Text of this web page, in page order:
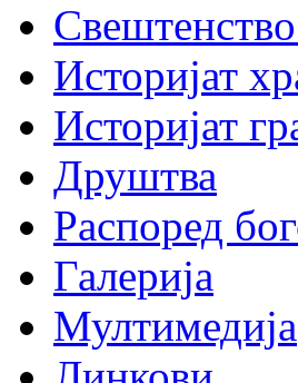
Историјат
Историјат
Друштва
Распоред
Галерија
Мултимедија